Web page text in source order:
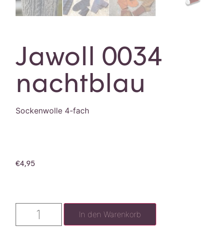
Jawoll 0034
nachtblau
Sockenwolle 4-fach
€4,95
In den Warenkorb